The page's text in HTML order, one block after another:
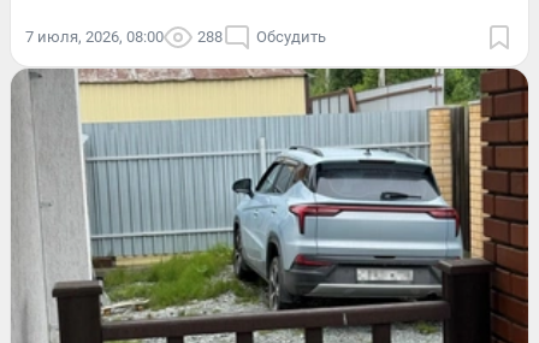
7 июля, 2026, 08:00 288 Обсудить